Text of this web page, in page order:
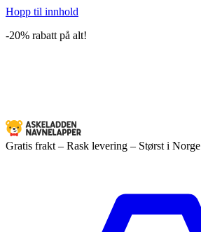
Hopp til innhold
-20% rabatt på alt!
Gratis frakt – Rask levering – Størst i Norge